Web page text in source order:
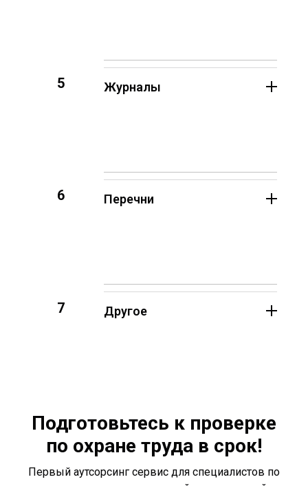
5 Журналы
6 Перечни
7 Другое
Подготовьтесь к проверке
по охране труда в срок!
Первый аутсорсинг сервис для специалистов по